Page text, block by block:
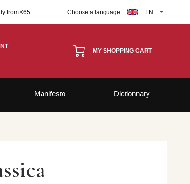
from €65 Choose a language : EN
MY SHOPPING CART
Manifesto Dictionnary